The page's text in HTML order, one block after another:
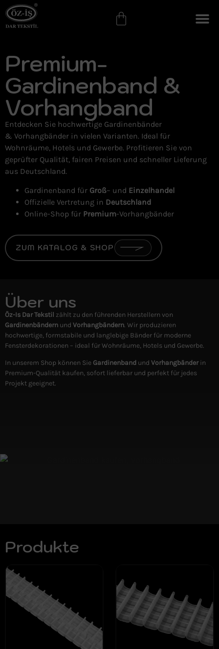
Premium-
Gardinenband &
Vorhangband
Entdecken Sie hochwertige Gardinenbänder
& Vorhangbänder in vielen Varianten. Ideal für
Wohnräume, Hotels und Gewerbe. Profitieren Sie von
geprüfter Qualität, fairen Preisen und schneller Lieferung
aus Deutschland.
Gardinenband für Groß– und Einzelhandel
Offizielle Vertretung in Deutschland
Online-Shop für Premium-Vorhangbänder
ZUM KATALOG & SHOP
Über uns
Öz-Is Dar Tekstil zählt zu den führenden Herstellern von
Gardinenbändern und Vorhangbändern. Wir produzieren
hochwertige, formstabile und langlebige Bänder für moderne
Fensterdekorationen – ideal für Wohnräume, Hotels und Gewerbe.
In unserem Shop können Sie Gardinenband und Vorhangbänderin
Premium-Qualität kaufen, sofort lieferbar und perfekt für jedes
Projekt geeignet.
Produkte